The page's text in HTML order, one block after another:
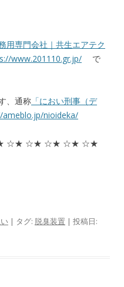
用専門会社｜共生エアテク
www.201110.gr.jp/ で
、通称 「におい刑事（デ
ameblo.jp/nioideka/
☆★ ☆★ ☆★ ☆★ ☆★
| タグ: 脱臭装置 | 投稿日: